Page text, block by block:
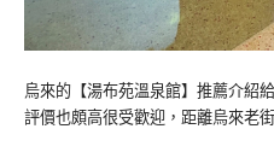
烏來的【湯布苑溫泉館】推薦介紹
評價也頗高很受歡迎，距離烏來老